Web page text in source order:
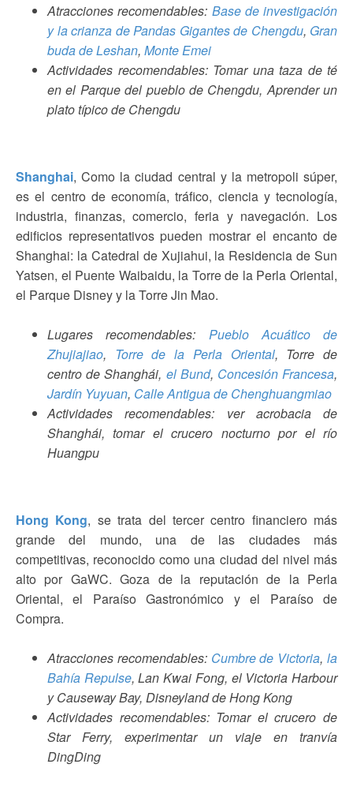
Atracciones recomendables: Base de investigación
y la crianza de Pandas Gigantes de Chengdu, Gran
buda de Leshan, Monte Emei
Actividades recomendables: Tomar una taza de té
en el Parque del pueblo de Chengdu, Aprender un
plato típico de Chengdu
Shanghai, Como la ciudad central y la metropoli súper,
es el centro de economía, tráfico, ciencia y tecnología,
industria, finanzas, comercio, feria y navegación. Los
edificios representativos pueden mostrar el encanto de
Shanghai: la Catedral de Xujiahui, la Residencia de Sun
Yatsen, el Puente Waibaidu, la Torre de la Perla Oriental,
el Parque Disney y la Torre Jin Mao.
Lugares recomendables: Pueblo Acuático de
Zhujiajiao, Torre de la Perla Oriental, Torre de
centro de Shanghái, el Bund, Concesión Francesa,
Jardín Yuyuan, Calle Antigua de Chenghuangmiao
Actividades recomendables: ver acrobacia de
Shanghái, tomar el crucero nocturno por el río
Huangpu
Hong Kong, se trata del tercer centro financiero más
grande del mundo, una de las ciudades más
competitivas, reconocido como una ciudad del nivel más
alto por GaWC. Goza de la reputación de la Perla
Oriental, el Paraíso Gastronómico y el Paraíso de
Compra.
Atracciones recomendables: Cumbre de Victoria,la
Bahía Repulse, Lan Kwai Fong, el Victoria Harbour
y Causeway Bay, Disneyland de Hong Kong
Actividades recomendables: Tomar el crucero de
Star Ferry, experimentar un viaje en tranvía
DingDing